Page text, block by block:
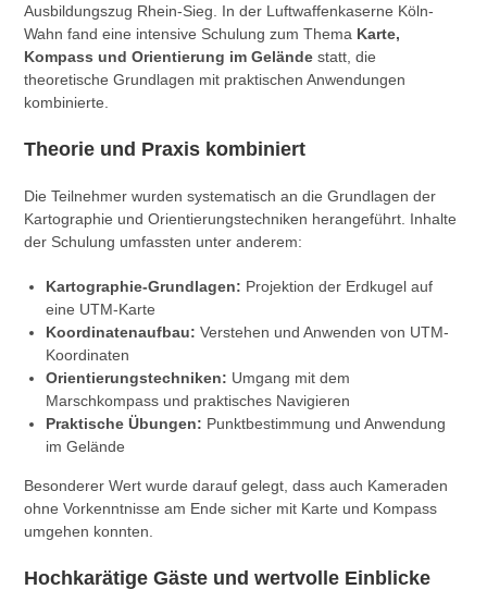
Ausbildungszug Rhein-Sieg. In der Luftwaffenkaserne Köln-
Wahn fand eine intensive Schulung zum Thema Karte,
Kompass und Orientierung im Gelände statt, die
theoretische Grundlagen mit praktischen Anwendungen
kombinierte.
Theorie und Praxis kombiniert
Die Teilnehmer wurden systematisch an die Grundlagen der
Kartographie und Orientierungstechniken herangeführt. Inhalte
der Schulung umfassten unter anderem:
Kartographie-Grundlagen: Projektion der Erdkugel auf
eine UTM-Karte
Koordinatenaufbau: Verstehen und Anwenden von UTM-
Koordinaten
Orientierungstechniken: Umgang mit dem
Marschkompass und praktisches Navigieren
Praktische Übungen: Punktbestimmung und Anwendung
im Gelände
Besonderer Wert wurde darauf gelegt, dass auch Kameraden
ohne Vorkenntnisse am Ende sicher mit Karte und Kompass
umgehen konnten.
Hochkarätige Gäste und wertvolle Einblicke